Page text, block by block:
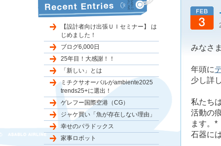
【設計者向け出張ＵＩセミナー】 は
じめました！
ブログ6,000日
25年目！大感謝！！
「新しい」とは
ミチクサオーバルがambiente2025
trends25+に選出！
ゲレフー国際空港（CG）
ジャケ買い「魚が存在しない理由」
幸せのパラドックス
家事ロボット
みなさ
年頭に
少し詳
私たち
活動の
ます。*
石器に